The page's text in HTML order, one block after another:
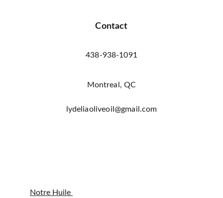
Contact
438-938-1091
Montreal, QC
lydeliaoliveoil@gmail.com
Notre Huile